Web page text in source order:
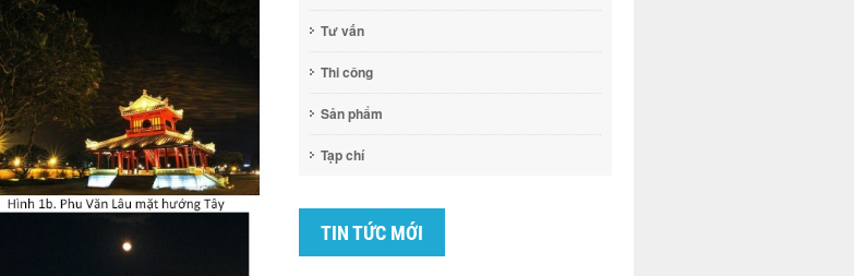
Tư vấn
Thi công
Sản phẩm
Tạp chí
TIN TỨC MỚI